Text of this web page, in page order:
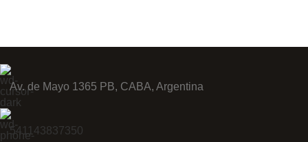
Av. de Mayo 1365 PB, CABA, Argentina
541143837350